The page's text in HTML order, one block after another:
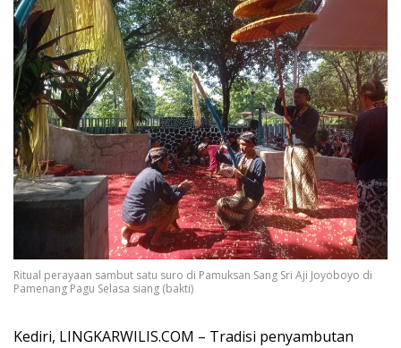
Ritual perayaan sambut satu suro di Pamuksan Sang Sri Aji Joyoboyo di
Pamenang Pagu Selasa siang (bakti)
Kediri, LINGKARWILIS.COM – Tradisi penyambutan